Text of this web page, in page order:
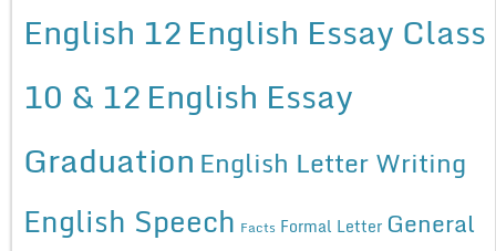
English 12English Essay Class
10 & 12English Essay
Graduation English Letter Writing
English Speech Facts Formal Letter General